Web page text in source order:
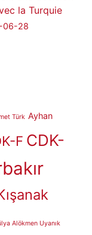
la Turquie
06-28
Türk Ayhan
F CDK-
Alökmen Uyanık